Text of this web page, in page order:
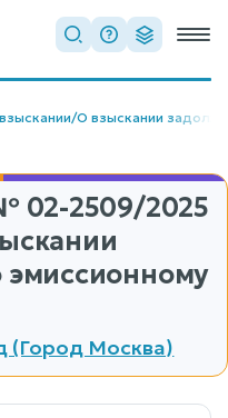
/О взыскании
02-2509/2025
эмиссионному
(Город Москва)